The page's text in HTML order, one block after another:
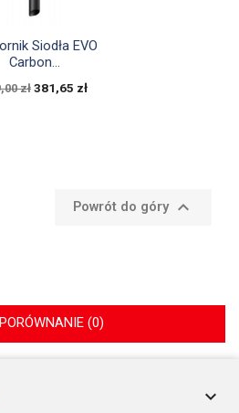
Szybki podgląd
Siodła EVO
Carbon...
zł381,65 zł
Powrót do góry 
PORÓWNANIE (0)
keyboard_arrow_down